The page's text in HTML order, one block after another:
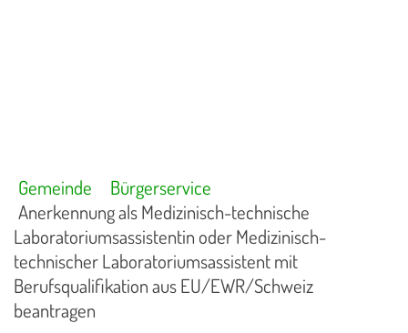
Gemeinde
Bürgerservice
Anerkennung als Medizinisch-technische
Laboratoriumsassistentin oder Medizinisch-
technischer Laboratoriumsassistent mit
Berufsqualifikation aus EU/EWR/Schweiz
beantragen